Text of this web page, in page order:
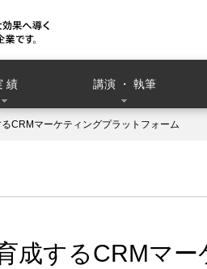
績 講演 ・ 執筆
CRMマーケティングプラットフォーム
成するCRMマ